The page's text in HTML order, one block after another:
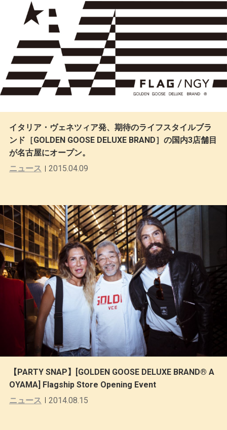
イタリア・ヴェネツィア発、期待のライフスタイルブラ
ンド［GOLDEN GOOSE DELUXE BRAND］の国内3店舗目
が名古屋にオープン。
ニュース
2015.04.09
【PARTY SNAP】[GOLDEN GOOSE DELUXE BRAND® A
OYAMA] Flagship Store Opening Event
ニュース
2014.08.15